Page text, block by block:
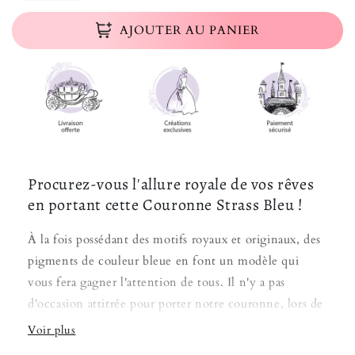
AJOUTER AU PANIER
Procurez-vous l'allure royale de vos rêves
en portant cette Couronne Strass Bleu !
À la fois possédant des motifs royaux et originaux, des
pigments de couleur bleue en font un modèle qui
vous fera gagner l'attention de tous. Il n'y a pas
d'occasion attitrée pour porter notre couronne, lors de
bals, d'anniversaires et de soirées, ou simplement pour